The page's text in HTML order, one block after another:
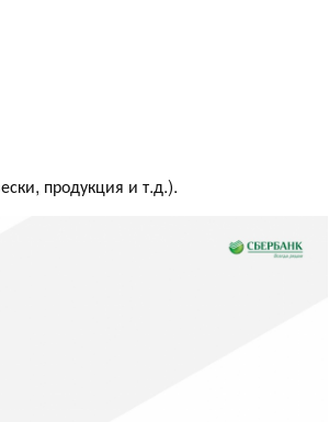
продукция и т.д.).